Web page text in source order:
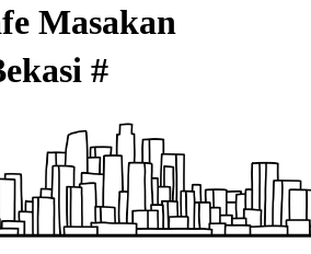
Masakan
#